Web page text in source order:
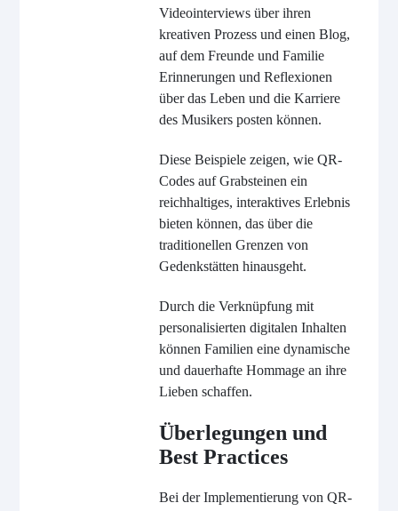
Videointerviews über ihren
kreativen Prozess und einen Blog,
auf dem Freunde und Familie
Erinnerungen und Reflexionen
über das Leben und die Karriere
des Musikers posten können.
Diese Beispiele zeigen, wie QR-
Codes auf Grabsteinen ein
reichhaltiges, interaktives Erlebnis
bieten können, das über die
traditionellen Grenzen von
Gedenkstätten hinausgeht.
Durch die Verknüpfung mit
personalisierten digitalen Inhalten
können Familien eine dynamische
und dauerhafte Hommage an ihre
Lieben schaffen.
Überlegungen und
Best Practices
Bei der Implementierung von QR-